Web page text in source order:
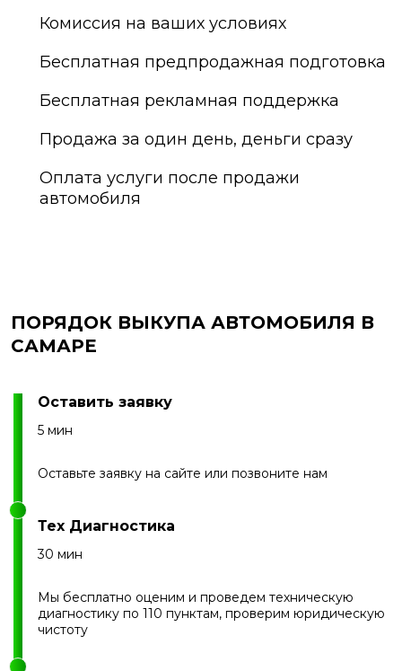
Комиссия на ваших условиях
Бесплатная предпродажная подготовка
Бесплатная рекламная поддержка
Продажа за один день, деньги сразу
Оплата услуги после продажи
автомобиля
ПОРЯДОК ВЫКУПА АВТОМОБИЛЯ В
САМАРЕ
Оставить заявку
5 мин
Оставьте заявку на сайте или позвоните нам
Тех Диагностика
30 мин
Мы бесплатно оценим и проведем техническую
диагностику по 110 пунктам, проверим юридическую
чистоту